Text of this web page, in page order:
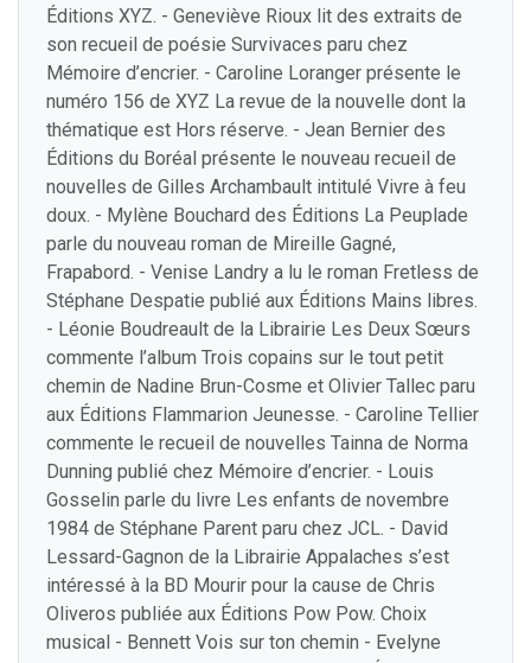
Éditions XYZ. - Geneviève Rioux lit des extraits de
son recueil de poésie Survivaces paru chez
Mémoire d’encrier. - Caroline Loranger présente le
numéro 156 de XYZ La revue de la nouvelle dont la
thématique est Hors réserve. - Jean Bernier des
Éditions du Boréal présente le nouveau recueil de
nouvelles de Gilles Archambault intitulé Vivre à feu
doux. - Mylène Bouchard des Éditions La Peuplade
parle du nouveau roman de Mireille Gagné,
Frapabord. - Venise Landry a lu le roman Fretless de
Stéphane Despatie publié aux Éditions Mains libres.
- Léonie Boudreault de la Librairie Les Deux Sœurs
commente l’album Trois copains sur le tout petit
chemin de Nadine Brun-Cosme et Olivier Tallec paru
aux Éditions Flammarion Jeunesse. - Caroline Tellier
commente le recueil de nouvelles Tainna de Norma
Dunning publié chez Mémoire d’encrier. - Louis
Gosselin parle du livre Les enfants de novembre
1984 de Stéphane Parent paru chez JCL. - David
Lessard-Gagnon de la Librairie Appalaches s’est
intéressé à la BD Mourir pour la cause de Chris
Oliveros publiée aux Éditions Pow Pow. Choix
musical - Bennett Vois sur ton chemin - Evelyne